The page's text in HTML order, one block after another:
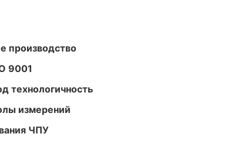
производство
9001
технологичность
измерений
ЧПУ